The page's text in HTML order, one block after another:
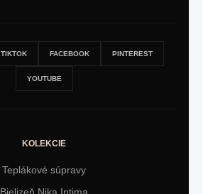
TIKTOK FACEBOOK PINTEREST
YOUTUBE
KOLEKCIE
Teplákové súpravy